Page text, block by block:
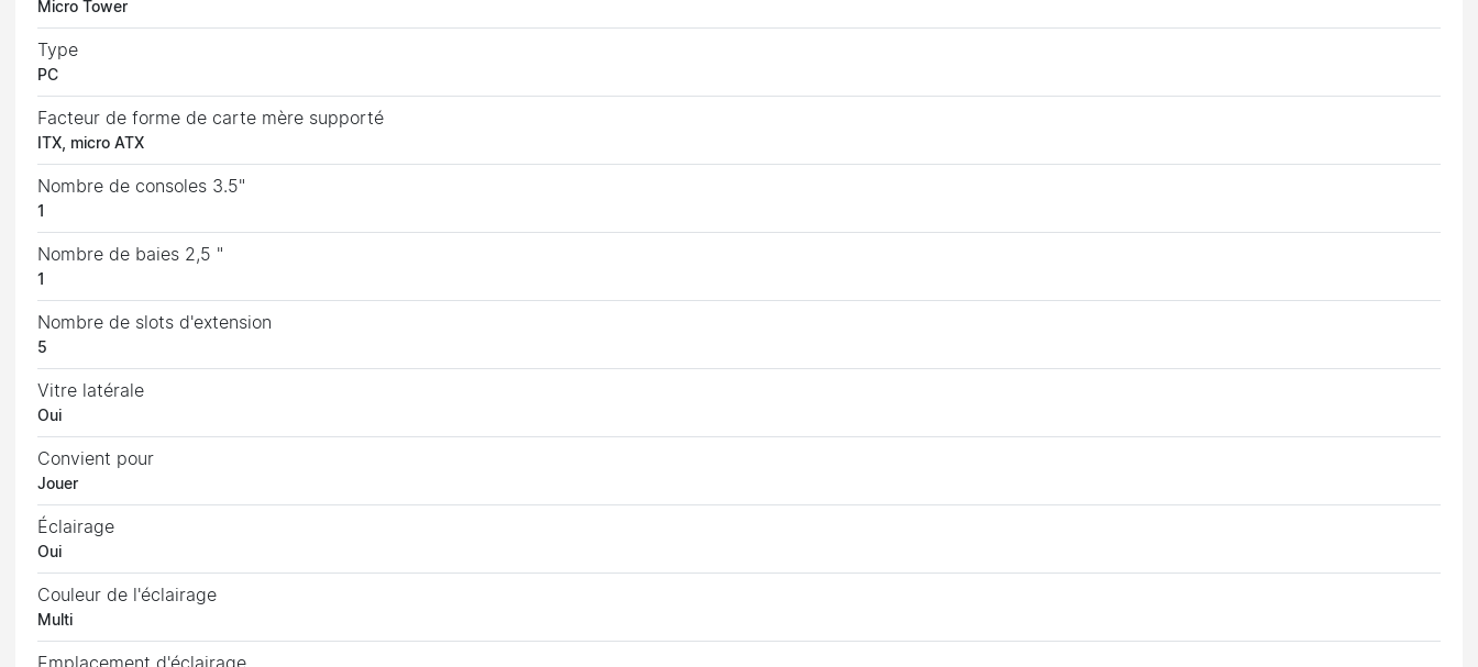
Micro Tower
Type
PC
Facteur de forme de carte mère supporté
ITX, micro ATX
Nombre de consoles 3.5"
1
Nombre de baies 2,5 "
1
Nombre de slots d'extension
5
Vitre latérale
Oui
Convient pour
Jouer
Éclairage
Oui
Couleur de l'éclairage
Multi
Emplacement d'éclairage